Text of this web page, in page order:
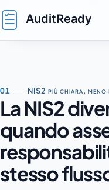
01 NIS2 più chiara, meno
La NIS2
quando
stesso